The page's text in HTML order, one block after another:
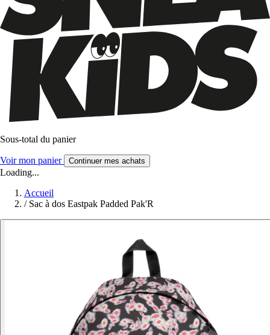
Sous-total du panier
Voir mon panier Continuer mes achats
Loading...
Accueil
/ Sac à dos Eastpak Padded Pak'R